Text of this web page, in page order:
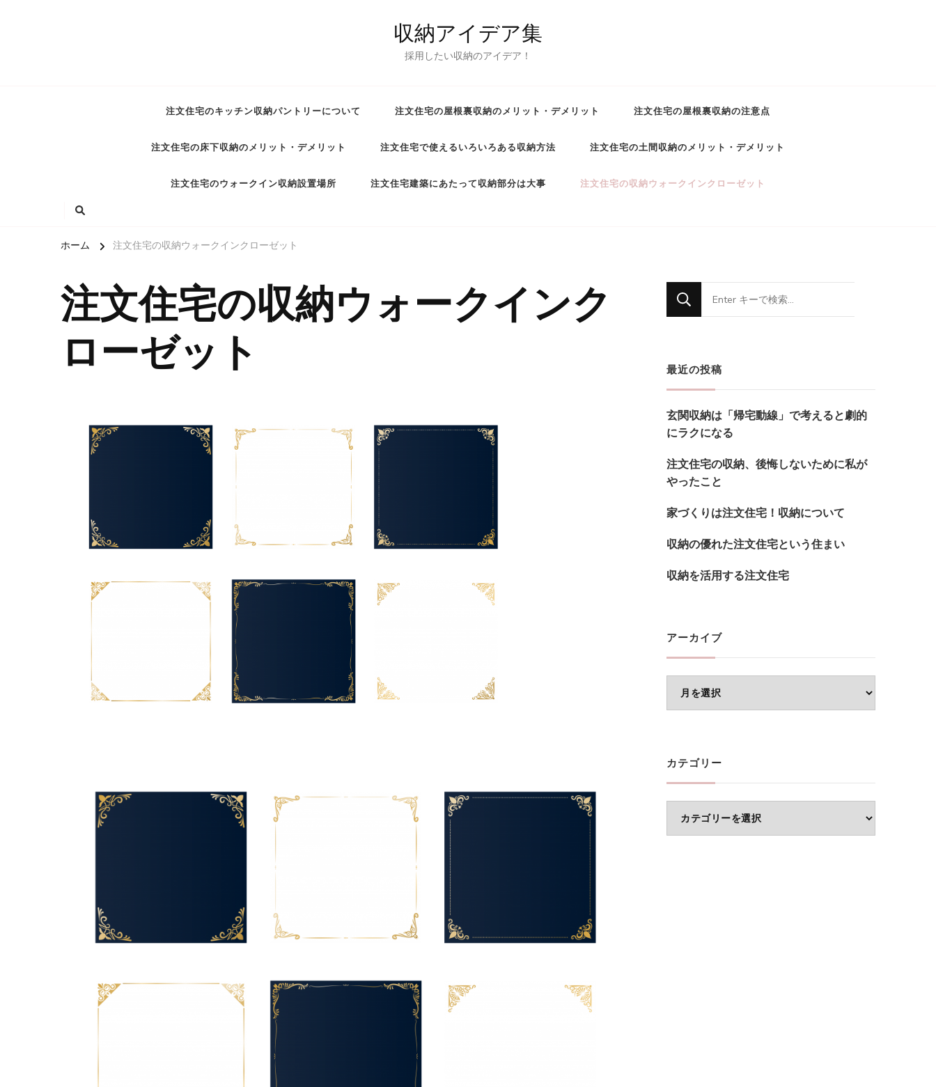
収納アイデア集
採用したい収納のアイデア！
注文住宅のキッチン収納パントリーについて 注文住宅の屋根裏収納のメリット・デメリット 注文住宅の屋根裏収納の注意点
注文住宅の床下収納のメリット・デメリット 注文住宅で使えるいろいろある収納方法 注文住宅の土間収納のメリット・デメリット
注文住宅のウォークイン収納設置場所 注文住宅建築にあたって収納部分は大事 注文住宅の収納ウォークインクローゼット
ホーム 注文住宅の収納ウォークインクローゼット
注文住宅の収納ウォークインク
ローゼット
に
探
で
す
か
?
最近の投稿
玄関収納は「帰宅動線」で考えると劇的
にラクになる
注文住宅の収納、後悔しないために私が
やったこと
家づくりは注文住宅！収納について
収納の優れた注文住宅という住まい
収納を活用する注文住宅
アーカイブ
ー
ブ
カテゴリー
テ